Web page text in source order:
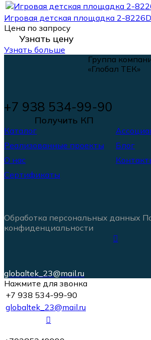
Игровая детская площадка 2-8226D
Цена по запросу
Узнать цену
Узнать больше
Группа
«Глобал ТЕК»
+7 938 534-99-90
Получить КП
Каталог
Реализованные проекты
Блог
О нас
Сертификаты
Обработка персональных данных
конфиденциальности
globaltek_23@mail.ru
Нажмите для звонка
+7 938 534-99-90
globaltek_23@mail.ru